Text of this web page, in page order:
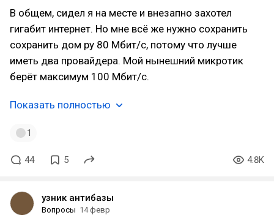
В общем, сидел я на месте и внезапно захотел
гигабит интернет. Но мне всё же нужно сохранить
сохранить дом ру 80 Мбит/с, потому что лучше
иметь два провайдера. Мой нынешний микротик
берёт максимум 100 Мбит/с.
Показать полностью
1
44 5 4.8K
узник антибазы
Вопросы 14 февр